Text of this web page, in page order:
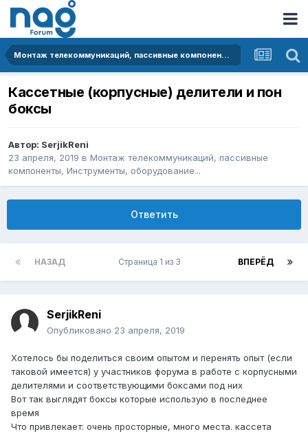
Монтаж телекоммуникаций, пассивные компоненты, Инструменты, оборудование...
Кассетные (корпусные) делители и пон
боксы
Автор: SerjikReni
23 апреля, 2019 в Монтаж телекоммуникаций, пассивные
компоненты, Инструменты, оборудование...
Ответить
НАЗАД ВПЕРЁД
Страница 1 из 3
SerjikReni
Опубликовано 23 апреля, 2019
Хотелось бы поделиться своим опытом и перенять опыт (если
таковой имеется) у участников форума в работе с корпусными
делителями и соответствующими боксами под них
Вот так выглядят боксы которые использую в последнее
время
Что привлекает: очень просторные, много места. кассета